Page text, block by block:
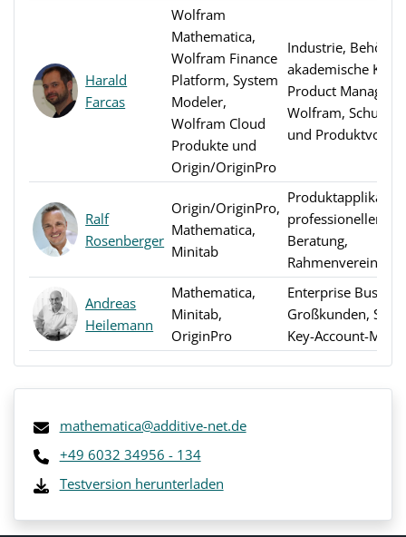
Harald
Farcas
Wolfram
Mathematica,
Wolfram Finance
Platform, System
Modeler,
Wolfram Cloud
Produkte und
Origin/OriginPro
Industrie,
akademische
Product Manager
Wolfram,
und
Ralf
Rosenberger
Origin/OriginPro,
Mathematica,
Minitab
professioneller
Beratung,
Andreas
Heilemann
Mathematica,
Minitab,
OriginPro
Enterprise
Großkunden,
Key-Account-
mathematica@additive-net.de
+49 6032 34956 - 134
Testversion herunterladen